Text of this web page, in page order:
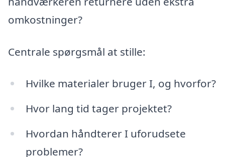
omkostninger?
Centrale spørgsmål at stille:
Hvilke materialer bruger I, og hvorfor?
Hvor lang tid tager projektet?
Hvordan håndterer I uforudsete
problemer?